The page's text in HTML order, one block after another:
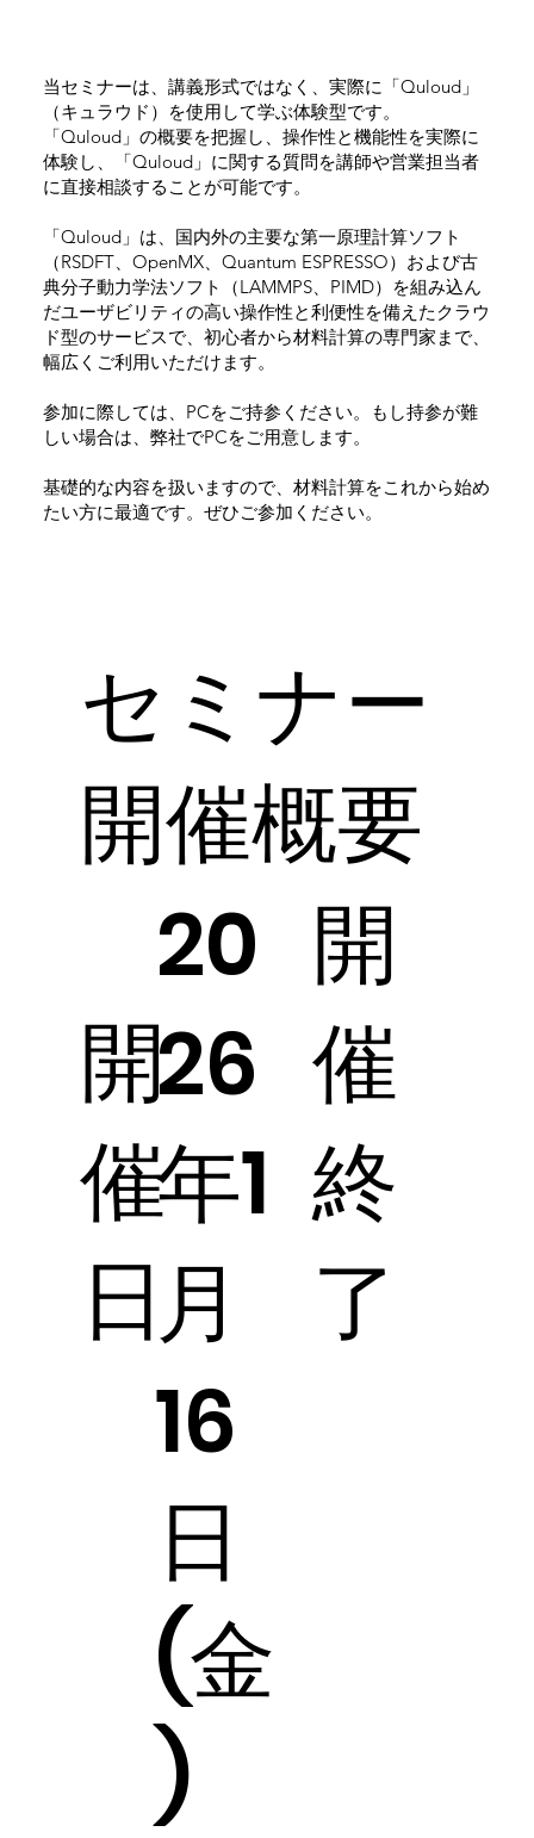
当セミナーは、講義形式ではなく、実際に「Quloud」
（キュラウド）を使用して学ぶ体験型です。
「Quloud」の概要を把握し、操作性と機能性を実際に
体験し、「Quloud」に関する質問を講師や営業担当者
に直接相談することが可能です。
「Quloud」は、国内外の主要な第一原理計算ソフト
（RSDFT、OpenMX、Quantum ESPRESSO）および古
典分子動力学法ソフト（LAMMPS、PIMD）を組み込ん
だユーザビリティの高い操作性と利便性を備えたクラウ
ド型のサービスで、初心者から材料計算の専門家まで、
幅広くご利用いただけます。
参加に際しては、PCをご持参ください。もし持参が難
しい場合は、弊社でPCをご用意します。
基礎的な内容を扱いますので、材料計算をこれから始め
たい方に最適です。ぜひご参加ください。
​セミナー
開催概要
開
催
日
20
26
年1
月
16
日
(金
)
開
催
終
了